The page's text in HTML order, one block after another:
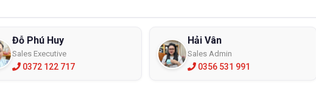
Đỗ Phú Huy
Sales Executive
0372 122 717
Hải Vân
Sales Admin
0356 531 991